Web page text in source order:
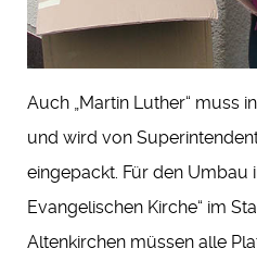
Auch „Martin Luther“ muss
und wird von
eingepackt. Für den Umbau
Evangelischen Kirche“ im
Altenkirchen müssen alle